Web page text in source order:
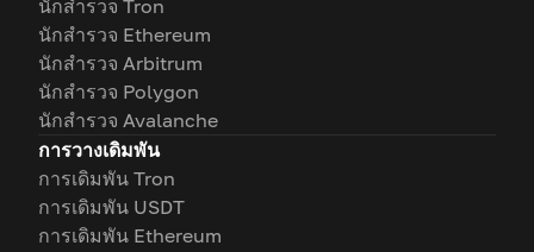
นักสำรวจ Tron
นักสำรวจ Ethereum
นักสำรวจ Arbitrum
นักสำรวจ Polygon
นักสำรวจ Avalanche
การวางเดิมพัน
การเดิมพัน Tron
การเดิมพัน USDT
การเดิมพัน Ethereum